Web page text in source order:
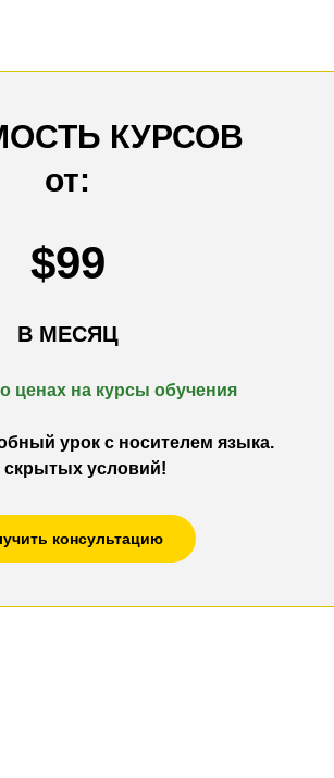
КУРСОВ
от:
$99
В МЕСЯЦ
ценах на курсы обучения
урок с носителем языка.
скрытых условий!
консультацию